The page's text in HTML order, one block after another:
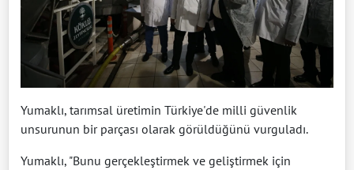
Yumaklı, tarımsal üretimin Türkiye'de milli güvenlik
unsurunun bir parçası olarak görüldüğünü vurguladı.
Yumaklı, "Bunu gerçekleştirmek ve geliştirmek için